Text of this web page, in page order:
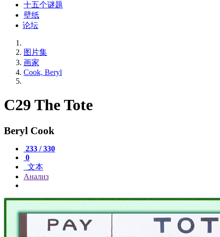
十五个谜题
壁纸
论坛
图片集
画家
Cook, Beryl
C29 The Tote
Beryl Cook
233 / 330
0
文本
Анализ